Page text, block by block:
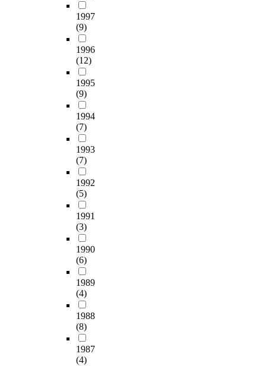
1997
(9)
1996
(12)
1995
(9)
1994
(7)
1993
(7)
1992
(5)
1991
(3)
1990
(6)
1989
(4)
1988
(8)
1987
(4)